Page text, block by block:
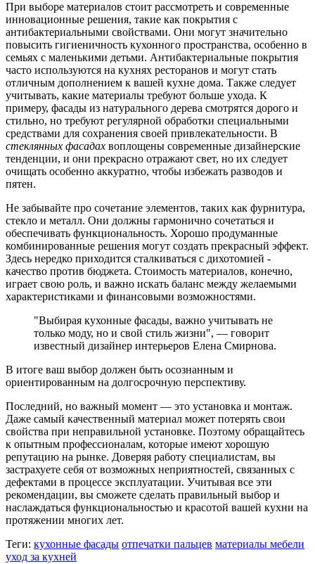
При выборе материалов стоит рассмотреть и современные
инновационные решения, такие как покрытия с
антибактериальными свойствами. Они могут значительно
повысить гигиеничность кухонного пространства, особенно в
семьях с маленькими детьми. Антибактериальные покрытия
часто используются на кухнях ресторанов и могут стать
отличным дополнением к вашей кухне дома. Также следует
учитывать, какие материалы требуют больше ухода. К
примеру, фасады из натурального дерева смотрятся дорого и
стильно, но требуют регулярной обработки специальными
средствами для сохранения своей привлекательности. В
стеклянных фасадах воплощены современные дизайнерские
тенденции, и они прекрасно отражают свет, но их следует
очищать особенно аккуратно, чтобы избежать разводов и
пятен.
Не забывайте про сочетание элементов, таких как фурнитура,
стекло и металл. Они должны гармонично сочетаться и
обеспечивать функциональность. Хорошо продуманные
комбинированные решения могут создать прекрасный эффект.
Здесь нередко приходится сталкиваться с дихотомией -
качество против бюджета. Стоимость материалов, конечно,
играет свою роль, и важно искать баланс между желаемыми
характеристиками и финансовыми возможностями.
"Выбирая кухонные фасады, важно учитывать не
только моду, но и свой стиль жизни", — говорит
известный дизайнер интерьеров Елена Смирнова.
В итоге ваш выбор должен быть осознанным и
ориентированным на долгосрочную перспективу.
Последний, но важный момент — это установка и монтаж.
Даже самый качественный материал может потерять свои
свойства при неправильной установке. Поэтому обращайтесь
к опытным профессионалам, которые имеют хорошую
репутацию на рынке. Доверяя работу специалистам, вы
застрахуете себя от возможных неприятностей, связанных с
дефектами в процессе эксплуатации. Учитывая все эти
рекомендации, вы сможете сделать правильный выбор и
наслаждаться функциональностью и красотой вашей кухни на
протяжении многих лет.
Теги: кухонные фасады отпечатки пальцев материалы мебели
уход за кухней